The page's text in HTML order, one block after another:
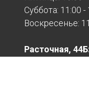
Суббота: 11:00 -
Воскресенье:
Расточная,